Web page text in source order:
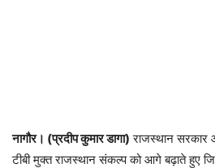
नागौर। (प्रदीप कुमार डागा) राजस्थान
टीबी मुक्त राजस्थान संकल्प को आगे बढ़ाते हुए